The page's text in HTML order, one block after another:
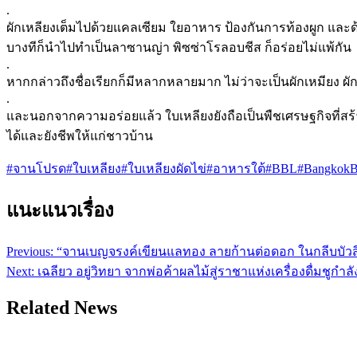
.
ผักเหลียงเต็มไปด้วยแคลเซียม ใยอาหาร ป้องกันการท้องผูก แ
บางทีก็นำไปทำเป็นลาซานญ่า พิซซ่าโรลอบชีส ก็อร่อยไม่แพ้กัน
.
หากกล่าวถึงชื่อเรียกก็มีหลากหลายมาก ไม่ว่าจะเป็นผักเหมียง
.
และนอกจากความอร่อยแล้ว ใบเหลียงยังถือเป็นพืชเศรษฐกิจที่
ได้และยังชีพให้แก่ชาวบ้าน
#จานโปรด#ใบเหลียง#ใบเหลียงผัดไข่#อาหารใต้#BBL
แนะแนวเรื่อง
Previous: “จานเบญจรงค์เขียนแลทอง ลายก้านต่อดอก ในกลีบบัว
Next: เฉลียว อยู่วิทยา จากพ่อค้าผลไม้สู่ราชาแห่งเครื่องดื่มชูกำลั
Related News